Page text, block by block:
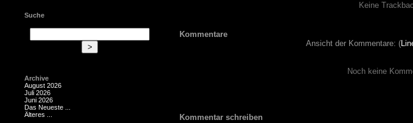
Suche
Archive
August 2026
Juli 2026
Juni 2026
Das Neueste ...
Älteres ...
Keine
Kommentare
Ansicht der Kommentare: (
Noch keine
Kommentar schreiben